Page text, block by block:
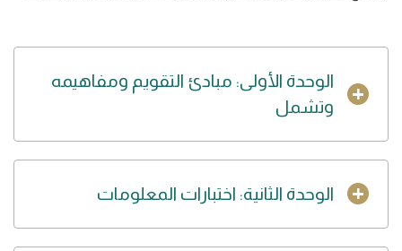
الوحدة الأولى: مبادئ التقويم ومفاهيمه
وتشمل
الوحدة الثانية: اختبارات المعلومات